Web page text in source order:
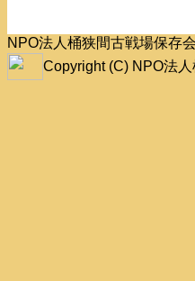
NPO法人桶狭間古戦場保
Copyright (C) NPO法